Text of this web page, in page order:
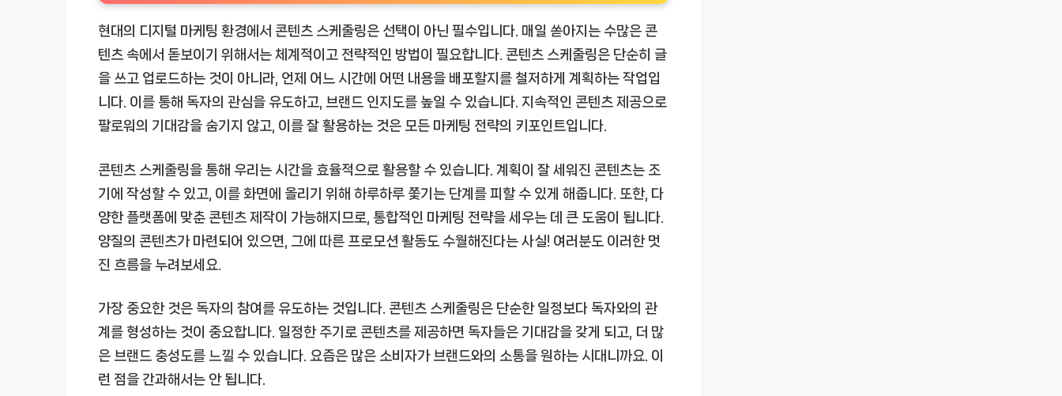
현대의 디지털 마케팅 환경에서 콘텐츠 스케줄링은 선택이 아닌 필수입니다. 매일 쏟아지는 수많은 콘
텐츠 속에서 돋보이기 위해서는 체계적이고 전략적인 방법이 필요합니다. 콘텐츠 스케줄링은 단순히 글
을 쓰고 업로드하는 것이 아니라, 언제 어느 시간에 어떤 내용을 배포할지를 철저하게 계획하는 작업입
니다. 이를 통해 독자의 관심을 유도하고, 브랜드 인지도를 높일 수 있습니다. 지속적인 콘텐츠 제공으로
팔로워의 기대감을 숨기지 않고, 이를 잘 활용하는 것은 모든 마케팅 전략의 키포인트입니다.
콘텐츠 스케줄링을 통해 우리는 시간을 효율적으로 활용할 수 있습니다. 계획이 잘 세워진 콘텐츠는 조
기에 작성할 수 있고, 이를 화면에 올리기 위해 하루하루 쫓기는 단계를 피할 수 있게 해줍니다. 또한, 다
양한 플랫폼에 맞춘 콘텐츠 제작이 가능해지므로, 통합적인 마케팅 전략을 세우는 데 큰 도움이 됩니다.
양질의 콘텐츠가 마련되어 있으면, 그에 따른 프로모션 활동도 수월해진다는 사실! 여러분도 이러한 멋
진 흐름을 누려보세요.
가장 중요한 것은 독자의 참여를 유도하는 것입니다. 콘텐츠 스케줄링은 단순한 일정보다 독자와의 관
계를 형성하는 것이 중요합니다. 일정한 주기로 콘텐츠를 제공하면 독자들은 기대감을 갖게 되고, 더 많
은 브랜드 충성도를 느낄 수 있습니다. 요즘은 많은 소비자가 브랜드와의 소통을 원하는 시대니까요. 이
런 점을 간과해서는 안 됩니다.